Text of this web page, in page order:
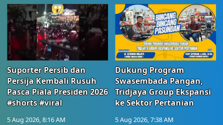
Suporter Persib dan
Persija Kembali Rusuh
Pasca Piala Presiden 2026
#shorts #viral
5 Aug 2026, 8:16 AM
Dukung Program
Swasembada Pangan,
Tridjaya Group Ekspansi
ke Sektor Pertanian
5 Aug 2026, 7:38 AM